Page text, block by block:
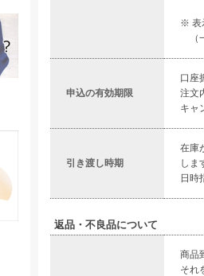
※ 表
（
申込の有効期限
口座
注文
キャ
引き渡し時期
在庫
しま
日時
返品・不良品について
商品
それ